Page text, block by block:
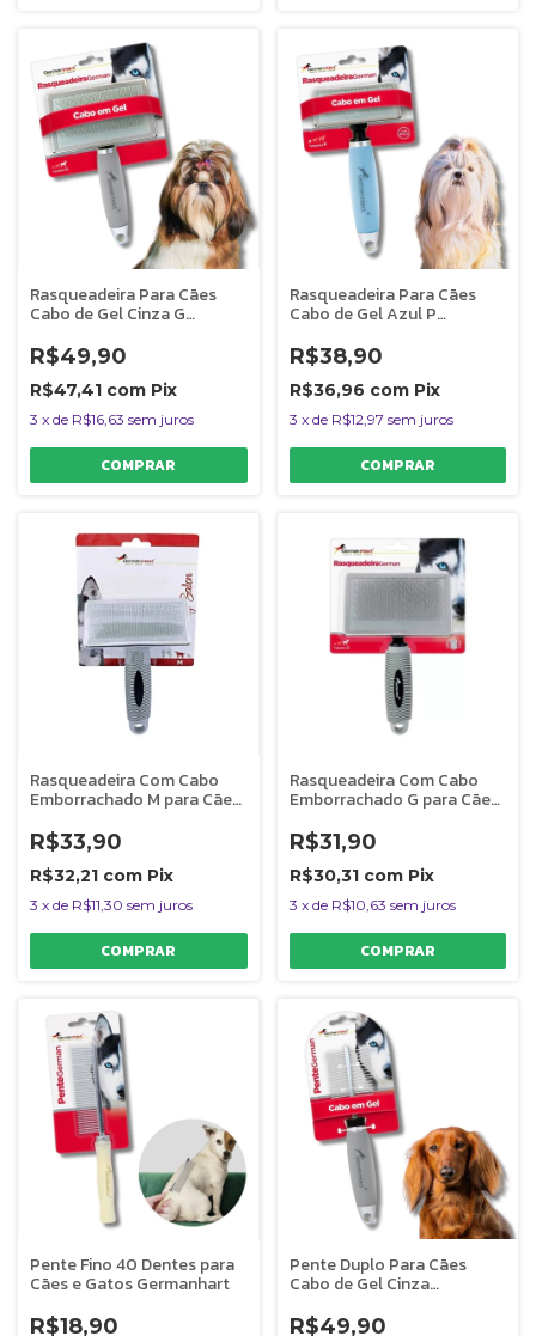
Rasqueadeira Para Cães
Cabo de Gel Cinza G
R$49,90
R$47,41 com Pix
3 x de R$16,63 sem juros
Rasqueadeira Para Cães
Cabo de Gel Azul P
R$38,90
R$36,96 com Pix
3 x de R$12,97 sem juros
Rasqueadeira Com Cabo
Emborrachado M para Cães
R$33,90
R$32,21 com Pix
3 x de R$11,30 sem juros
Rasqueadeira Com Cabo
Emborrachado G para Cães
R$31,90
R$30,31 com Pix
3 x de R$10,63 sem juros
Pente Fino 40 Dentes para
Cães e Gatos Germanhart
R$18,90
Pente Duplo Para Cães
Cabo de Gel Cinza
R$49,90